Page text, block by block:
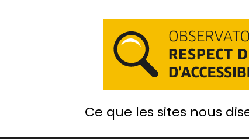
Ce que les sites nous